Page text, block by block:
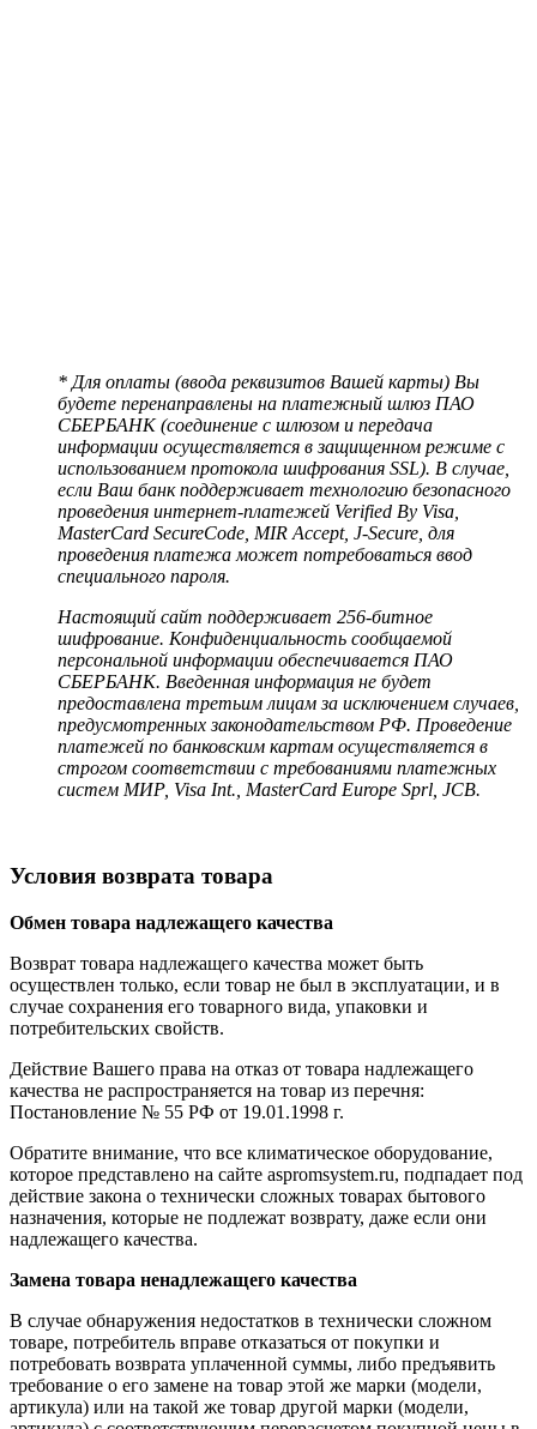
* Для оплаты (ввода реквизитов Вашей карты) Вы
будете перенаправлены на платежный шлюз ПАО
СБЕРБАНК (соединение с шлюзом и передача
информации осуществляется в защищенном режиме с
использованием протокола шифрования SSL). В случае,
если Ваш банк поддерживает технологию безопасного
проведения интернет-платежей Verified By Visa,
MasterCard SecureCode, MIR Accept, J-Secure, для
проведения платежа может потребоваться ввод
специального пароля.
Настоящий сайт поддерживает 256-битное
шифрование. Конфиденциальность сообщаемой
персональной информации обеспечивается ПАО
СБЕРБАНК. Введенная информация не будет
предоставлена третьим лицам за исключением случаев,
предусмотренных законодательством РФ. Проведение
платежей по банковским картам осуществляется в
строгом соответствии с требованиями платежных
систем МИР, Visa Int., MasterCard Europe Sprl, JCB.
Условия возврата товара
Обмен товара надлежащего качества
Возврат товара надлежащего качества может быть
осуществлен только, если товар не был в эксплуатации, и в
случае сохранения его товарного вида, упаковки и
потребительских свойств.
Действие Вашего права на отказ от товара надлежащего
качества не распространяется на товар из перечня:
Постановление № 55 РФ от 19.01.1998 г.
Обратите внимание, что все климатическое оборудование,
которое представлено на сайте aspromsystem.ru, подпадает под
действие закона о технически сложных товарах бытового
назначения, которые не подлежат возврату, даже если они
надлежащего качества.
Замена товара ненадлежащего качества
В случае обнаружения недостатков в технически сложном
товаре, потребитель вправе отказаться от покупки и
потребовать возврата уплаченной суммы, либо предъявить
требование о его замене на товар этой же марки (модели,
артикула) или на такой же товар другой марки (модели,